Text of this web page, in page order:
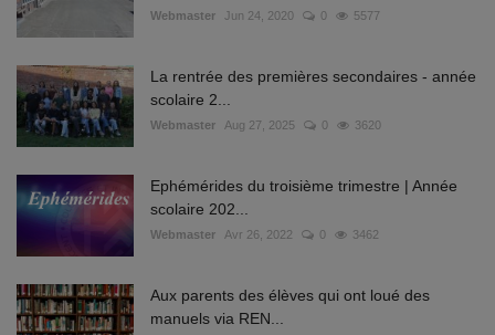
Webmaster Jun 24, 2020 0 5577
La rentrée des premières secondaires - année
scolaire 2...
Webmaster Aug 27, 2025 0 3620
Ephémérides du troisième trimestre | Année
scolaire 202...
Webmaster Avr 26, 2022 0 3462
Aux parents des élèves qui ont loué des
manuels via REN...